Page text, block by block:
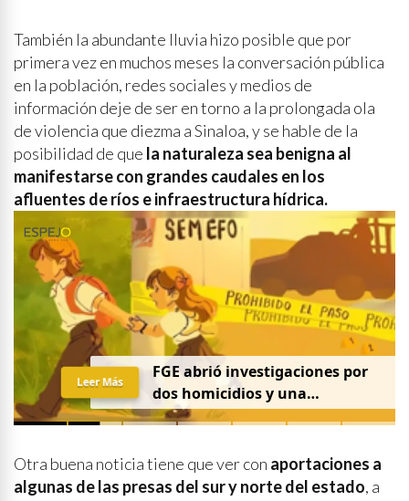
También la abundante lluvia hizo posible que por
primera vez en muchos meses la conversación pública
en la población, redes sociales y medios de
información deje de ser en torno a la prolongada ola
de violencia que diezma a Sinaloa, y se hable de la
posibilidad de que la naturaleza sea benigna al
manifestarse con grandes caudales en los
afluentes de ríos e infraestructura hídrica.
FGE abrió investigaciones por
dos homicidios y una
desaparición el 7 de agosto
Leer Más
Otra buena noticia tiene que ver con aportaciones a
algunas de las presas del sur y norte del estado, a